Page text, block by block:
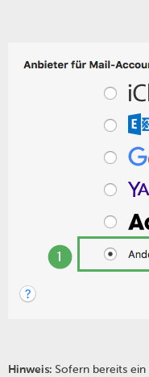
Hinweis: Sofern bereits